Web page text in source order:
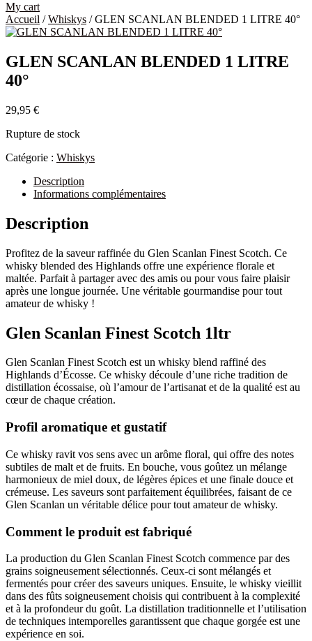
My cart
Accueil /Whiskys / GLEN SCANLAN BLENDED 1 LITRE 40°
GLEN SCANLAN BLENDED 1 LITRE
40°
29,95 €
Rupture de stock
Catégorie : Whiskys
Description
Informations complémentaires
Description
Profitez de la saveur raffinée du Glen Scanlan Finest Scotch. Ce
whisky blended des Highlands offre une expérience florale et
maltée. Parfait à partager avec des amis ou pour vous faire plaisir
après une longue journée. Une véritable gourmandise pour tout
amateur de whisky !
Glen Scanlan Finest Scotch 1ltr
Glen Scanlan Finest Scotch est un whisky blend raffiné des
Highlands d’Écosse. Ce whisky découle d’une riche tradition de
distillation écossaise, où l’amour de l’artisanat et de la qualité est au
cœur de chaque création.
Profil aromatique et gustatif
Ce whisky ravit vos sens avec un arôme floral, qui offre des notes
subtiles de malt et de fruits. En bouche, vous goûtez un mélange
harmonieux de miel doux, de légères épices et une finale douce et
crémeuse. Les saveurs sont parfaitement équilibrées, faisant de ce
Glen Scanlan un véritable délice pour tout amateur de whisky.
Comment le produit est fabriqué
La production du Glen Scanlan Finest Scotch commence par des
grains soigneusement sélectionnés. Ceux-ci sont mélangés et
fermentés pour créer des saveurs uniques. Ensuite, le whisky vieillit
dans des fûts soigneusement choisis qui contribuent à la complexité
et à la profondeur du goût. La distillation traditionnelle et l’utilisation
de techniques intemporelles garantissent que chaque gorgée est une
expérience en soi.